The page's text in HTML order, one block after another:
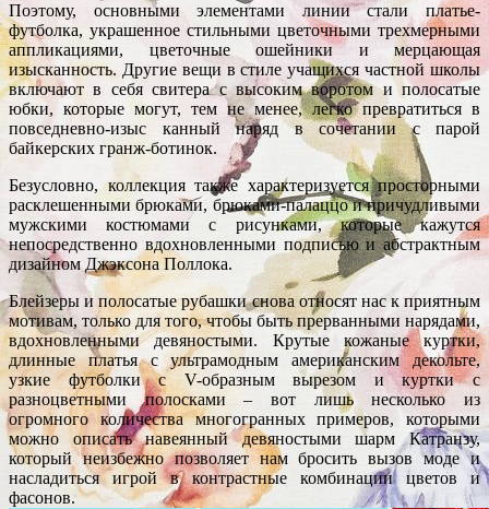
Поэтому, основными элементами линии стали платье-
футболка, украшенное стильными цветочными трехмерными
аппликациями, цветочные ошейники и мерцающая
изысканность. Другие вещи в стиле учащихся частной школы
включают в себя свитера с высоким воротом и полосатые
юбки, которые могут, тем не менее, легко превратиться в
повседневно-изыс канный наряд в сочетании с парой
байкерских гранж-ботинок.
Безусловно, коллекция также характеризуется просторными
расклешенными брюками, брюками-палаццо и причудливыми
мужскими костюмами с рисунками, которые кажутся
непосредственно вдохновленными подписью и абстрактным
дизайном Джэксона Поллока.
Блейзеры и полосатые рубашки снова относят нас к приятным
мотивам, только для того, чтобы быть прерванными нарядами,
вдохновленными девяностыми. Крутые кожаные куртки,
длинные платья с ультрамодным американским декольте,
узкие футболки с V-образным вырезом и куртки с
разноцветными полосками – вот лишь несколько из
огромного количества многогранных примеров, которыми
можно описать навеянный девяностыми шарм Катранзу,
который неизбежно позволяет нам бросить вызов моде и
насладиться игрой в контрастные комбинации цветов и
фасонов.